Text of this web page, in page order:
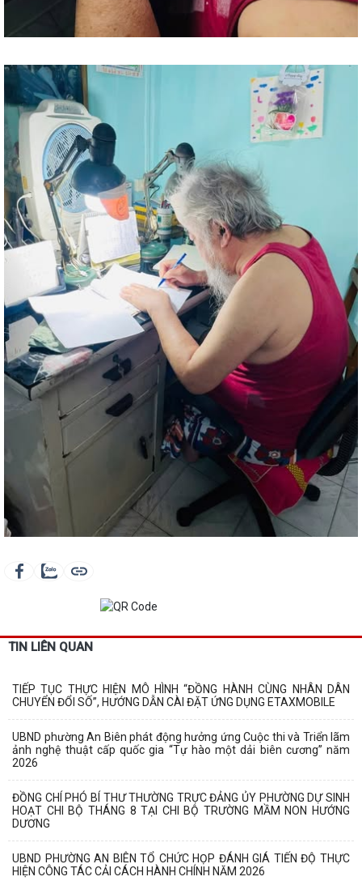
TIN LIÊN QUAN
TIẾP TỤC THỰC HIỆN MÔ HÌNH “ĐỒNG HÀNH CÙNG NHÂN DÂN
CHUYỂN ĐỔI SỐ”, HƯỚNG DẪN CÀI ĐẶT ỨNG DỤNG ETAXMOBILE
UBND phường An Biên phát động hưởng ứng Cuộc thi và Triển lãm
ảnh nghệ thuật cấp quốc gia “Tự hào một dải biên cương” năm
2026
ĐỒNG CHÍ PHÓ BÍ THƯ THƯỜNG TRỰC ĐẢNG ỦY PHƯỜNG DỰ SINH
HOẠT CHI BỘ THÁNG 8 TẠI CHI BỘ TRƯỜNG MẦM NON HƯỚNG
DƯƠNG
UBND PHƯỜNG AN BIÊN TỔ CHỨC HỌP ĐÁNH GIÁ TIẾN ĐỘ THỰC
HIỆN CÔNG TÁC CẢI CÁCH HÀNH CHÍNH NĂM 2026